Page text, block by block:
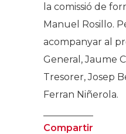
la comissió de
Manuel Rosillo.
acompanyar al
General, Jaume
Tresorer, Josep
Ferran Niñerola.
Compartir